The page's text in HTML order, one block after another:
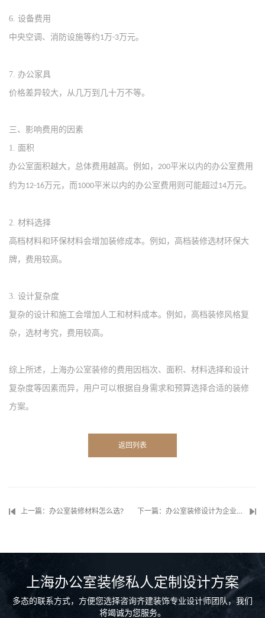
6. ‌设备费用‌
中央空调、消防设施等约1万-3万元‌。
7. ‌办公家具‌
价格差异较大，从几万到几十万不等‌。
三、 影响费用的因素
1. ‌面积‌
办公室面积越大，总体费用越高。例如， 200平米以内的办公室费用
约为12-16万元，而1000平米以内的办公室费用则可能超过14万元‌。
2. ‌材料选择‌
高档材料和环保材料会增加装修成本。例如，高档装修选材环保大
牌，费用较高‌。
3. ‌设计复杂度‌
复杂的设计和施工会增加人工和材料成本。例如，高档装修风格复
杂，选材考究，费用较高‌。
综上所述，上海办公室装修的费用因档次、面积、材料选择和设计
复杂度等因素而异，用户可以根据自身需求和预算选择合适的装修
方案。
返回列表
上一篇：办公室装修材料怎么选? 下一篇：办公室装修设计为企业带来的好处
上海办公室装修私人定制设计方案
多态的联系方式，方便您选择咨询齐建装饰专业设计师团队，我们
将竭诚为您服务。